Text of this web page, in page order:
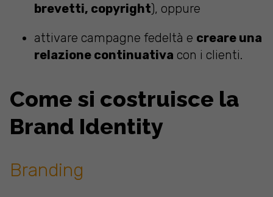
brevetti, copyright), oppure
attivare campagne fedeltà e creare una
relazione continuativa con i clienti.
Come si costruisce la
Brand Identity
Branding